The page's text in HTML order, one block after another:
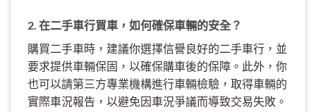
2. 在二手車行買車，如何確保車輛的安全？
購買二手車時，建議你選擇信譽良好的二手車行，並
要求提供車輛保固，以確保購車後的保障。此外，你
也可以請第三方專業機構進行車輛檢驗，取得車輛的
實際車況報告，以避免因車況爭議而導致交易失敗。